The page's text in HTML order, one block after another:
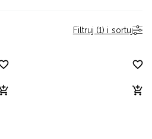
Filtruj (1) i sortuj
Chorwacki / EUR